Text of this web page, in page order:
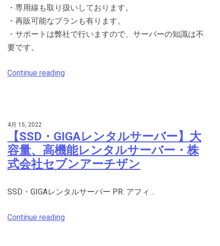
・専用線も取り扱いしております。
・再販可能なプランも有ります。
・サポートは弊社で行いますので、サーバーの知識は不
要です。
Continue reading
4月 15, 2022
【SSD・GIGAレンタルサーバー】大
容量、高機能レンタルサーバー・株
式会社セブンアーチザン
SSD・GIGAレンタルサーバー PR: アフィ…
Continue reading